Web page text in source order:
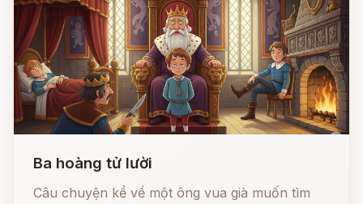
Ba hoàng tử lười
Câu chuyện kể về một ông vua già muốn tìm